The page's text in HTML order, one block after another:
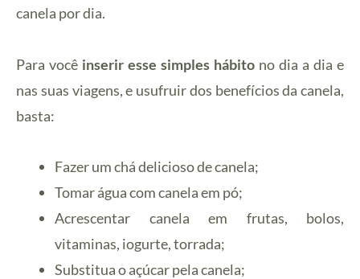
canela por dia.
Para você inserir esse simples hábito no dia a dia e
nas suas viagens, e usufruir dos benefícios da canela,
basta:
Fazer um chá delicioso de canela;
Tomar água com canela em pó;
Acrescentar canela em frutas, bolos,
vitaminas, iogurte, torrada;
Substitua o açúcar pela canela;